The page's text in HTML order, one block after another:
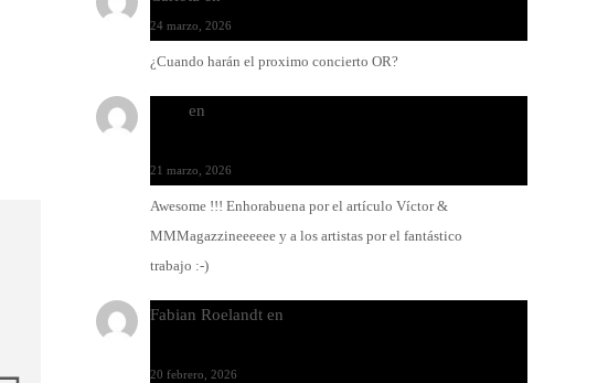
24 marzo, 2026
¿Cuando harán el proximo concierto OR?
en
21 marzo, 2026
Awesome !!! Enhorabuena por el artículo Víctor &
MMMagazzineeeeee y a los artistas por el fantástico
trabajo :-)
Fabian Roelandt en
20 febrero, 2026